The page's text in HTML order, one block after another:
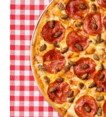
企業ITのトレンドを詳説
経営リーダーのコミュニティ
マーケ×ITの今がよく分かる
ITエンジニア向け専門サイト
企業向けIT製品の総合サイト
IT製品の技術・比較・事例